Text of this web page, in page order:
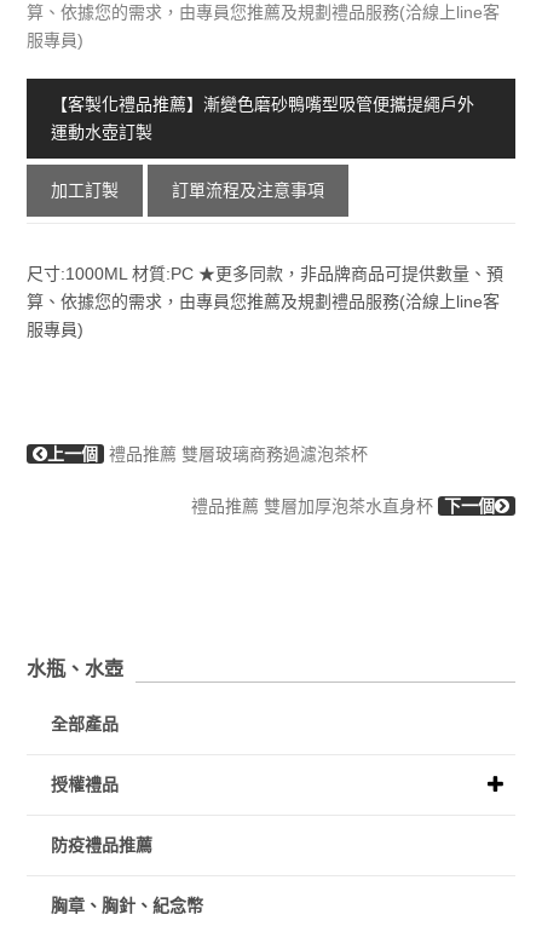
算、依據您的需求，由專員您推薦及規劃禮品服務(洽線上line客
服專員)
【客製化禮品推薦】漸變色磨砂鴨嘴型吸管便攜提繩戶外
運動水壺訂製
加工訂製 訂單流程及注意事項
尺寸:1000ML 材質:PC ★更多同款，非品牌商品可提供數量、預
算、依據您的需求，由專員您推薦及規劃禮品服務(洽線上line客
服專員)
上一個 禮品推薦 雙層玻璃商務過濾泡茶杯
禮品推薦 雙層加厚泡茶水直身杯 下一個
水瓶、水壺
全部產品
授權禮品
防疫禮品推薦
胸章、胸針、紀念幣